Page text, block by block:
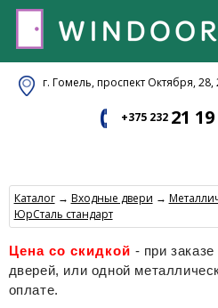
г. Гомель, проспект Октября, 28,
+375 232 21
Каталог→ Входные двери →
ЮрСталь стандарт
Цена со скидкой - при
дверей, или одной
оплате.